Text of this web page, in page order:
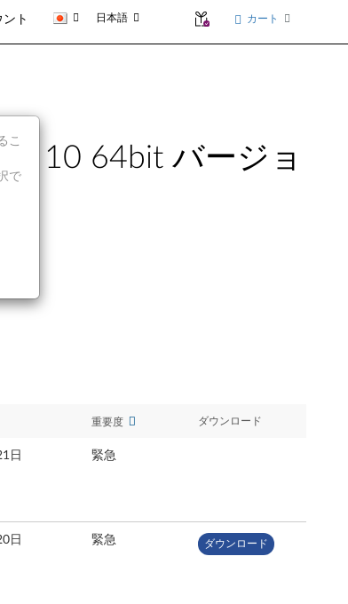
ト 日本語 カート
10 64bit バージョ
重要度 ダウンロード
日 緊急
日 緊急 ダウンロード
こ
で